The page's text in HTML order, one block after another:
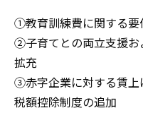
①教育訓練費に関する要
②子育てとの両立支援お
拡充
③赤字企業に対する賃上
税額控除制度の追加